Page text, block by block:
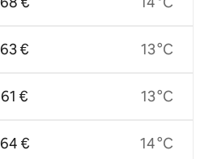
63 €
61 €
64 €
13 °C
13 °C
14 °C